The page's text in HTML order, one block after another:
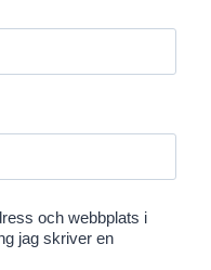
och webbplats i
jag skriver en